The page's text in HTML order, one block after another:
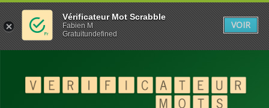
Vérificateur Mot Scrabble
Fabien M
Gratuitundefined
VOIR